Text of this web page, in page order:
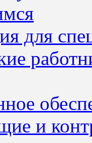
для
и